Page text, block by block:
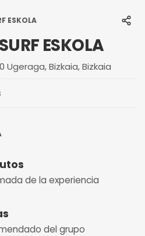
ESKOLA
ESKOLA
Bizkaia, Bizkaia
de la experiencia
del grupo